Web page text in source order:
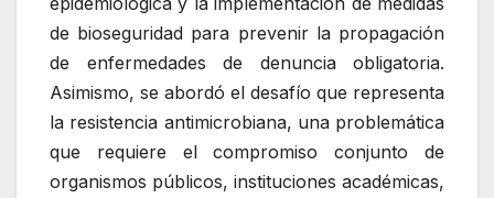
de bioseguridad para prevenir la propagación
de enfermedades de denuncia obligatoria.
Asimismo, se abordó el desafío que representa
la resistencia antimicrobiana, una problemática
que requiere el compromiso conjunto de
organismos públicos, instituciones académicas,